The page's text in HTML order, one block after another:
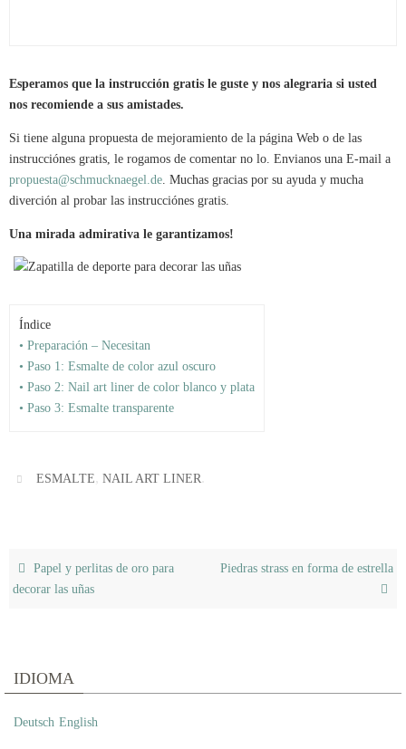
Esperamos que la instrucción gratis le guste y nos alegraria si usted
nos recomiende a sus amistades.
Si tiene alguna propuesta de mejoramiento de la página Web o de las
instrucciónes gratis, le rogamos de comentar no lo. Envianos una E-mail a
propuesta@schmucknaegel.de. Muchas gracias por su ayuda y mucha
diverción al probar las instrucciónes gratis.
Una mirada admirativa le garantizamos!
Índice
• Preparación – Necesitan
• Paso 1: Esmalte de color azul oscuro
• Paso 2: Nail art liner de color blanco y plata
• Paso 3: Esmalte transparente
ESMALTE,NAIL ART LINER
Papel y perlitas de oro para
decorar las uñas
Piedras strass en forma de estrella
IDIOMA
Deutsch English